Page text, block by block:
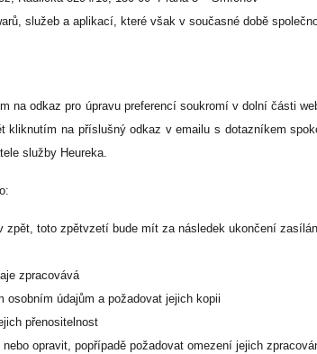
služeb a aplikací, které však v současné době
na odkaz pro úpravu preferencí soukromí v dolní části
kliknutím na příslušný odkaz v emailu s dotazníkem
služby Heureka.
toto zpětvzetí bude mít za následek ukončení
zpracovává
údajům a požadovat jejich kopii
přenositelnost
opravit, popřípadě požadovat omezení jejich